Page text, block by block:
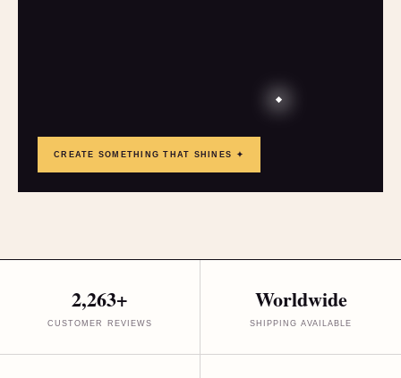
CREATE SOMETHING THAT SHINES ✦
2,263+
CUSTOMER REVIEWS
Worldwide
SHIPPING AVAILABLE